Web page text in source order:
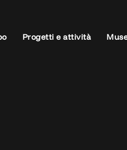
Progetti e attività